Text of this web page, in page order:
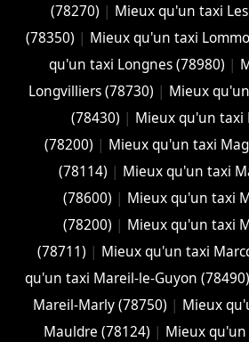
(78270) | Mieux qu'un taxi Les
(78350) | Mieux qu'un taxi
qu'un taxi Longnes (78980) |
Longvilliers (78730) | Mieux
(78430) | Mieux qu'un taxi
(78200) | Mieux qu'un taxi
(78114) | Mieux qu'un taxi
(78600) | Mieux qu'un taxi
(78200) | Mieux qu'un taxi
(78711) | Mieux qu'un taxi
qu'un taxi Mareil-le-Guyon (78490)
Mareil-Marly (78750) | Mieux
Mauldre (78124) | Mieux